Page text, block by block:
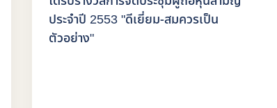
ประจำปี 2553 "ดีเยี่ยม-สมควรเป็น
ตัวอย่าง"